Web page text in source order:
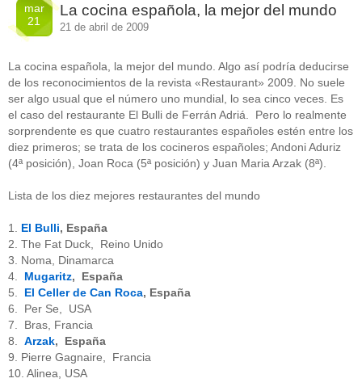
mar
21
La cocina española, la mejor del mundo
21 de abril de 2009
La cocina española, la mejor del mundo. Algo así podría deducirse
de los reconocimientos de la revista «Restaurant» 2009. No suele
ser algo usual que el número uno mundial, lo sea cinco veces. Es
el caso del restaurante El Bulli de Ferrán Adriá. Pero lo realmente
sorprendente es que cuatro restaurantes españoles estén entre los
diez primeros; se trata de los cocineros españoles; Andoni Aduriz
(4ª posición), Joan Roca (5ª posición) y Juan Maria Arzak (8ª).
Lista de los diez mejores restaurantes del mundo
1. El Bulli, España
2. The Fat Duck, Reino Unido
3. Noma, Dinamarca
4. Mugaritz, España
5. El Celler de Can Roca, España
6. Per Se, USA
7. Bras, Francia
8. Arzak, España
9. Pierre Gagnaire, Francia
10. Alinea, USA